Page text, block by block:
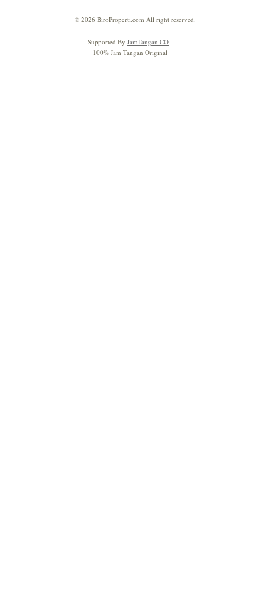
© 2026 BiroProperti.com All right reserved.
Supported By JamTangan.CO -
100% Jam Tangan Original